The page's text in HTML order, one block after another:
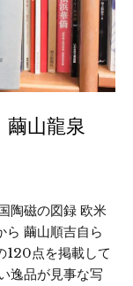
繭山龍泉
陶磁の図録 欧米
ら 繭山順吉自ら
120点を掲載して
逸品が見事な写